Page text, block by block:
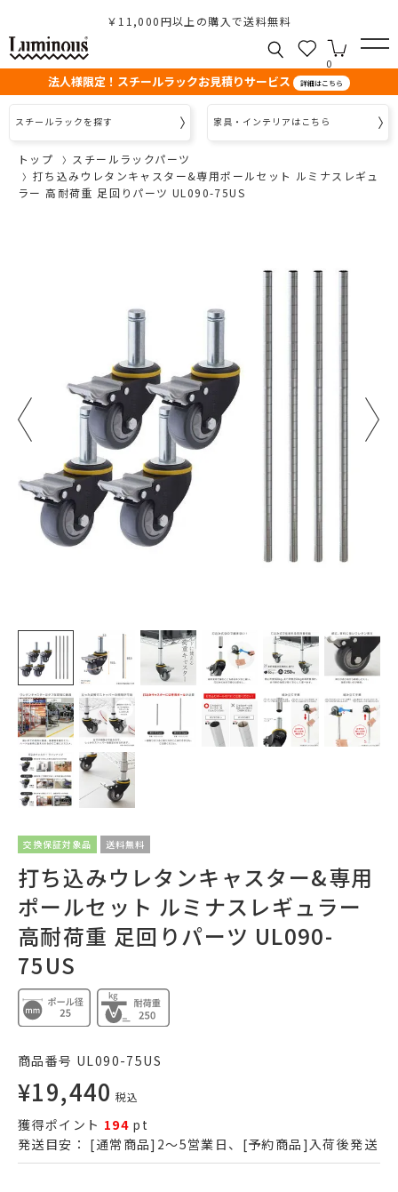
￥11,000円以上の購入で送料無料
0
法人様限定！スチールラックお見積りサービス 詳細はこちら
スチールラックを探す 家具・インテリアはこちら
トップ
スチールラックパーツ
打ち込みウレタンキャスター&専用ポールセット ルミナスレギュ
ラー 高耐荷重 足回りパーツ UL090-75US
交換保証対象品 送料無料
打ち込みウレタンキャスター&専用
ポールセット ルミナスレギュラー
高耐荷重 足回りパーツ UL090-
75US
商品番号 UL090-75US
¥19,440 税込
獲得ポイント 194 pt
発送目安： [通常商品]2～5営業日、[予約商品]入荷後発送